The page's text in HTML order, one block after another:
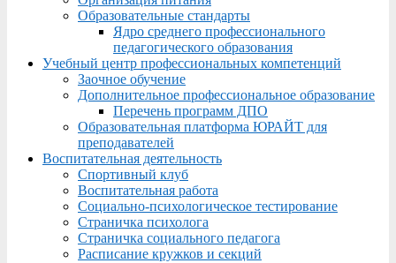
Образовательные стандарты
Ядро среднего профессионального
педагогического образования
Учебный центр профессиональных компетенций
Заочное обучение
Дополнительное профессиональное образование
Перечень программ ДПО
Образовательная платформа ЮРАЙТ для
преподавателей
Воспитательная деятельность
Спортивный клуб
Воспитательная работа
Социально-психологическое тестирование
Страничка психолога
Страничка социального педагога
Расписание кружков и секций